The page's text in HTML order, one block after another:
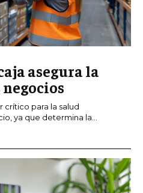
asegura la
crítico para la salud
ya que determina la...